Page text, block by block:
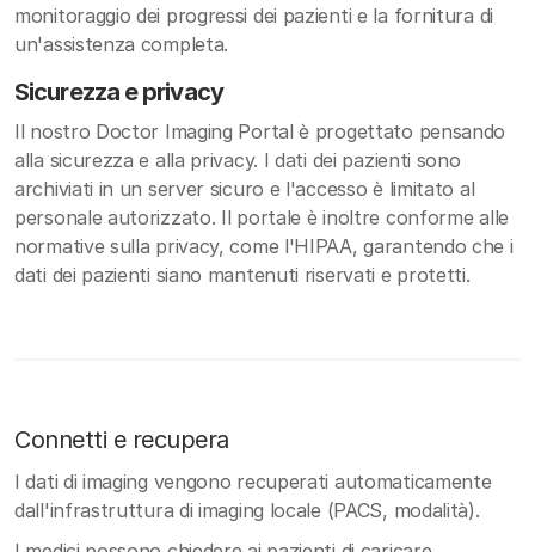
monitoraggio dei progressi dei pazienti e la fornitura di
un'assistenza completa.
Sicurezza e privacy
Il nostro Doctor Imaging Portal è progettato pensando
alla sicurezza e alla privacy. I dati dei pazienti sono
archiviati in un server sicuro e l'accesso è limitato al
personale autorizzato. Il portale è inoltre conforme alle
normative sulla privacy, come l'HIPAA, garantendo che i
dati dei pazienti siano mantenuti riservati e protetti.
Connetti e recupera
I dati di imaging vengono recuperati automaticamente
dall'infrastruttura di imaging locale (PACS, modalità).